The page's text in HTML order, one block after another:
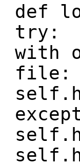
def
try:
with
file: